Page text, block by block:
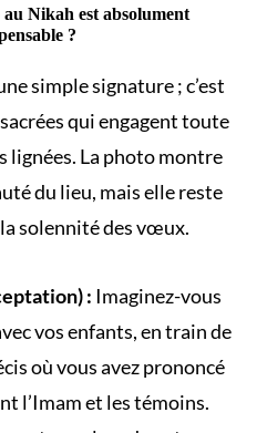
Nikah est absolument
?
simple signature ; c’est
qui engagent toute
lignées. La photo montre
du lieu, mais elle reste
solennité des vœux.
: Imaginez-vous
vos enfants, en train de
où vous avez prononcé
l’Imam et les témoins.